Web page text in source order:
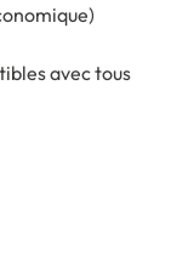
avec tous